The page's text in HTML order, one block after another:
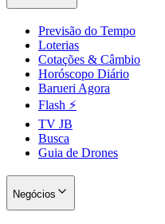
Previsão do Tempo
Loterias
Cotações & Câmbio
Horóscopo Diário
Barueri Agora
Flash ⚡
TV JB
Busca
Guia de Drones
Negócios